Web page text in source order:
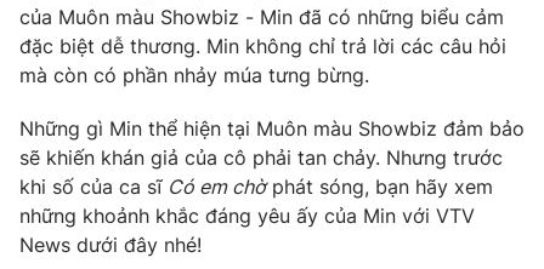
Góc doanh nghiệp
Truyền hình
Phim VTV
Nhân vật
Khán giả
Giải sao mai
Giải trí
Điện ảnh
Âm nhạc
Sao
Đời sống
Du lịch
Làm đẹp
Giáo dục
của Muôn màu Showbiz - Min đã có những biểu cảm
đặc biệt dễ thương. Min không chỉ trả lời các câu hỏi
mà còn có phần nhảy múa tưng bừng.
Những gì Min thể hiện tại Muôn màu Showbiz đảm bảo
sẽ khiến khán giả của cô phải tan chảy. Nhưng trước
khi số của ca sĩ Có em chờphát sóng, bạn hãy xem
những khoảnh khắc đáng yêu ấy của Min với VTV
News dưới đây nhé!